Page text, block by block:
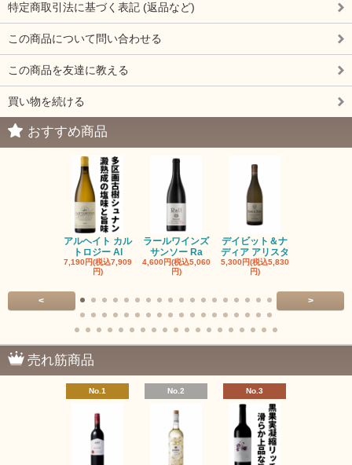
特定商取引法に基づく表記 (返品など)
この商品について問い合わせる
この商品を友達に教える
買い物を続ける
おすすめ商品
アルヘイト カル
トロジー Al
7,190円(税込7,909
円)
ラールワインズ
サンソー Ra
4,600円(税込5,060
円)
デイビット＆ナ
ディア アリスタ
5,300円(税込5,830
円)
< >
売れ筋商品
No.1 No.2 No.3